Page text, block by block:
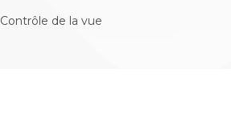
Contrôle de la vue